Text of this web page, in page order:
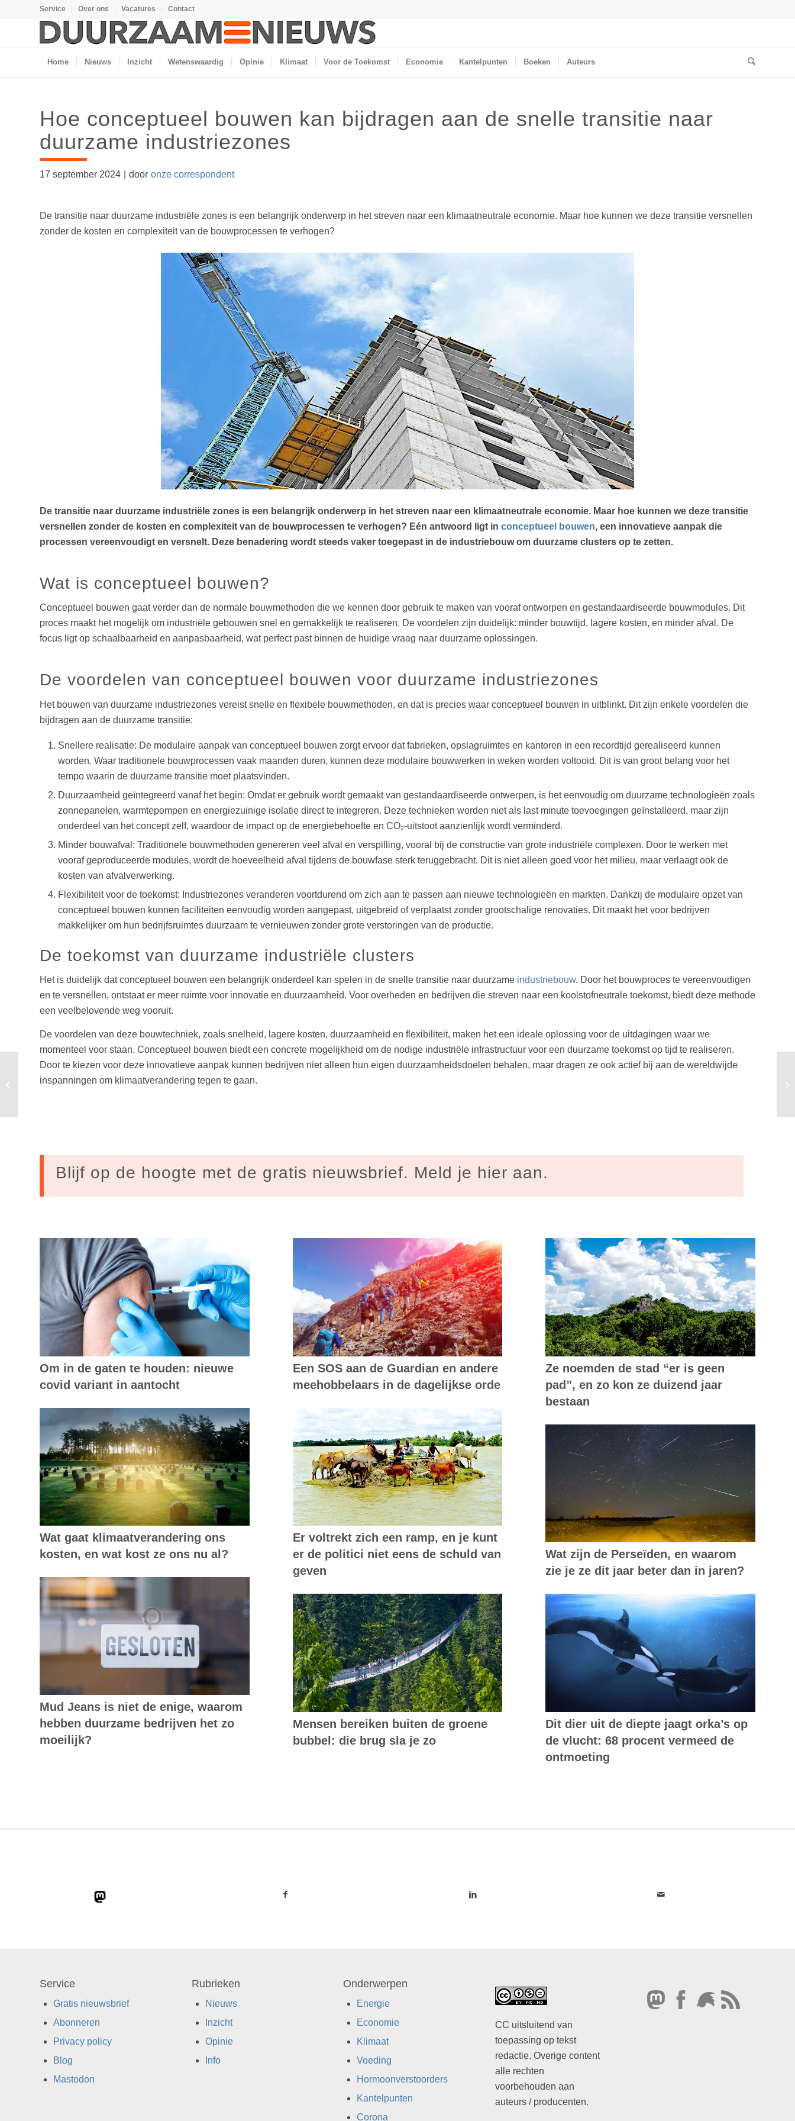
Service Over ons Vacatures Contact
Home Nieuws Inzicht Wetenswaardig Opinie Klimaat Voor de Toekomst Economie Kantelpunten Boeken Auteurs
Hoe conceptueel bouwen kan bijdragen aan de snelle transitie naar
duurzame industriezones
17 september 2024 door onze correspondent
De transitie naar duurzame industriële zones is een belangrijk onderwerp in het streven naar een klimaatneutrale economie. Maar hoe kunnen we deze transitie versnellen
zonder de kosten en complexiteit van de bouwprocessen te verhogen?
De transitie naar duurzame industriële zones is een belangrijk onderwerp in het streven naar een klimaatneutrale economie. Maar hoe kunnen we deze transitie
versnellen zonder de kosten en complexiteit van de bouwprocessen te verhogen? Eén antwoord ligt in conceptueel bouwen, een innovatieve aanpak die
processen vereenvoudigt en versnelt. Deze benadering wordt steeds vaker toegepast in de industriebouw om duurzame clusters op te zetten.
Wat is conceptueel bouwen?
Conceptueel bouwen gaat verder dan de normale bouwmethoden die we kennen door gebruik te maken van vooraf ontworpen en gestandaardiseerde bouwmodules. Dit
proces maakt het mogelijk om industriële gebouwen snel en gemakkelijk te realiseren. De voordelen zijn duidelijk: minder bouwtijd, lagere kosten, en minder afval. De
focus ligt op schaalbaarheid en aanpasbaarheid, wat perfect past binnen de huidige vraag naar duurzame oplossingen.
De voordelen van conceptueel bouwen voor duurzame industriezones
Het bouwen van duurzame industriezones vereist snelle en flexibele bouwmethoden, en dat is precies waar conceptueel bouwen in uitblinkt. Dit zijn enkele voordelen die
bijdragen aan de duurzame transitie:
Snellere realisatie: De modulaire aanpak van conceptueel bouwen zorgt ervoor dat fabrieken, opslagruimtes en kantoren in een recordtijd gerealiseerd kunnen
worden. Waar traditionele bouwprocessen vaak maanden duren, kunnen deze modulaire bouwwerken in weken worden voltooid. Dit is van groot belang voor het
tempo waarin de duurzame transitie moet plaatsvinden.
Duurzaamheid geïntegreerd vanaf het begin: Omdat er gebruik wordt gemaakt van gestandaardiseerde ontwerpen, is het eenvoudig om duurzame technologieën zoals
zonnepanelen, warmtepompen en energiezuinige isolatie direct te integreren. Deze technieken worden niet als last minute toevoegingen geïnstalleerd, maar zijn
onderdeel van het concept zelf, waardoor de impact op de energiebehoefte en CO₂-uitstoot aanzienlijk wordt verminderd.
Minder bouwafval: Traditionele bouwmethoden genereren veel afval en verspilling, vooral bij de constructie van grote industriële complexen. Door te werken met
vooraf geproduceerde modules, wordt de hoeveelheid afval tijdens de bouwfase sterk teruggebracht. Dit is niet alleen goed voor het milieu, maar verlaagt ook de
kosten van afvalverwerking.
Flexibiliteit voor de toekomst: Industriezones veranderen voortdurend om zich aan te passen aan nieuwe technologieën en markten. Dankzij de modulaire opzet van
conceptueel bouwen kunnen faciliteiten eenvoudig worden aangepast, uitgebreid of verplaatst zonder grootschalige renovaties. Dit maakt het voor bedrijven
makkelijker om hun bedrijfsruimtes duurzaam te vernieuwen zonder grote verstoringen van de productie.
De toekomst van duurzame industriële clusters
Het is duidelijk dat conceptueel bouwen een belangrijk onderdeel kan spelen in de snelle transitie naar duurzame industriebouw. Door het bouwproces te vereenvoudigen
en te versnellen, ontstaat er meer ruimte voor innovatie en duurzaamheid. Voor overheden en bedrijven die streven naar een koolstofneutrale toekomst, biedt deze methode
een veelbelovende weg vooruit.
De voordelen van deze bouwtechniek, zoals snelheid, lagere kosten, duurzaamheid en flexibiliteit, maken het een ideale oplossing voor de uitdagingen waar we
momenteel voor staan. Conceptueel bouwen biedt een concrete mogelijkheid om de nodige industriële infrastructuur voor een duurzame toekomst op tijd te realiseren.
Door te kiezen voor deze innovatieve aanpak kunnen bedrijven niet alleen hun eigen duurzaamheidsdoelen behalen, maar dragen ze ook actief bij aan de wereldwijde
inspanningen om klimaatverandering tegen te gaan.
Blijf op de hoogte met de gratis nieuwsbrief. Meld je hier aan.
Om in de gaten te houden: nieuwe
covid variant in aantocht
Wat gaat klimaatverandering ons
kosten, en wat kost ze ons nu al?
Mud Jeans is niet de enige, waarom
hebben duurzame bedrijven het zo
moeilijk?
Een SOS aan de Guardian en andere
meehobbelaars in de dagelijkse orde
Er voltrekt zich een ramp, en je kunt
er de politici niet eens de schuld van
geven
Mensen bereiken buiten de groene
bubbel: die brug sla je zo
Ze noemden de stad “er is geen
pad”, en zo kon ze duizend jaar
bestaan
Wat zijn de Perseïden, en waarom
zie je ze dit jaar beter dan in jaren?
Dit dier uit de diepte jaagt orka’s op
de vlucht: 68 procent vermeed de
ontmoeting
Service
Gratis nieuwsbrief
Abonneren
Privacy policy
Blog
Mastodon
Rubrieken
Nieuws
Inzicht
Opinie
Info
Onderwerpen
Energie
Economie
Klimaat
Voeding
Hormoonverstoorders
Kantelpunten
Corona
CC uitsluitend van
toepassing op tekst
redactie. Overige content
alle rechten
voorbehouden aan
auteurs / producenten.
Duurzaam vergaderen